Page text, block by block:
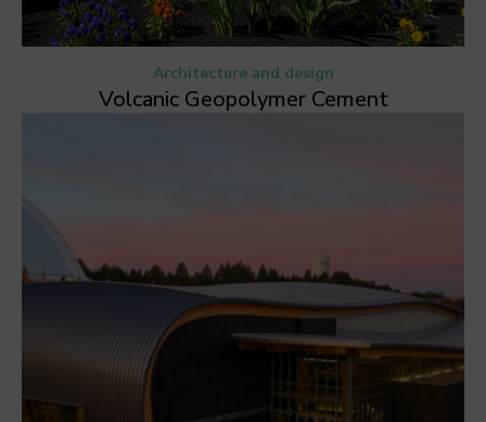
Architecture and design
Volcanic Geopolymer Cement